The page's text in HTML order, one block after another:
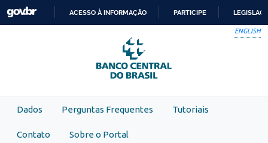
Skip to main content
PARA
O
CONTEÚDO
ACESSO À INFORMAÇÃO PARTICIPE
ENGLISH
Dados Perguntas Frequentes Tutoriais
Contato Sobre o Portal